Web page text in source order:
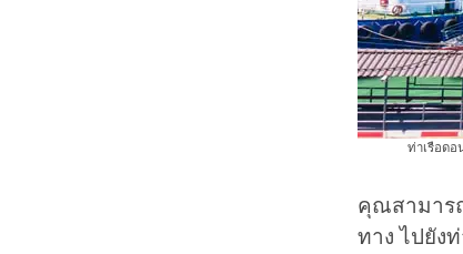
ท่าเรือด
คุณสามาร
ทาง ไปยัง